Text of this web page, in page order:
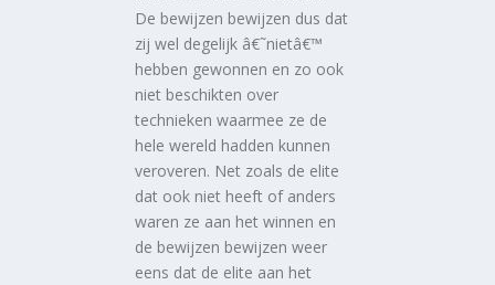
De bewijzen bewijzen dus dat
zij wel degelijk â€˜nietâ€™
hebben gewonnen en zo ook
niet beschikten over
technieken waarmee ze de
hele wereld hadden kunnen
veroveren. Net zoals de elite
dat ook niet heeft of anders
waren ze aan het winnen en
de bewijzen bewijzen weer
eens dat de elite aan het